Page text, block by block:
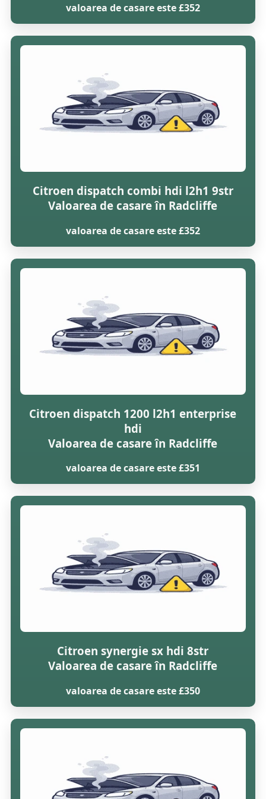
valoarea de casare este £352
Citroen dispatch combi hdi l2h1 9str
Valoarea de casare în Radcliffe
valoarea de casare este £352
Citroen dispatch 1200 l2h1 enterprise
hdi
Valoarea de casare în Radcliffe
valoarea de casare este £351
Citroen synergie sx hdi 8str
Valoarea de casare în Radcliffe
valoarea de casare este £350